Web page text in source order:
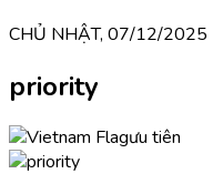
CHỦ NHẬT, 07/12/2025
priority
ưu tiên